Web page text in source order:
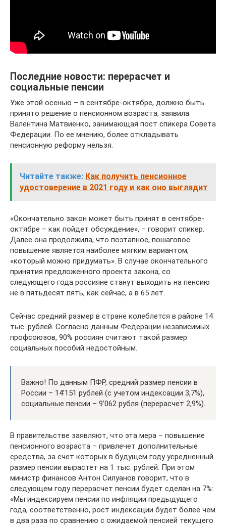
Последние новости: перерасчет и
социальные пенсии
Уже этой осенью – в сентябре-октябре, должно быть
принято решение о пенсионном возраста, заявила
Валентина Матвиенко, занимающая пост спикера Совета
Федерации. По ее мнению, более откладывать
пенсионную реформу нельзя.
Читайте также: Как получить пенсионное
удостоверение в 2021 году и как оно выглядит
«Окончательно закон может быть принят в сентябре-
октябре – как пойдет обсуждение», – говорит спикер.
Далее она продолжила, что поэтапное, пошаговое
повышение является наиболее мягким вариантом,
«который можно придумать». В случае окончательного
принятия предложенного проекта закона, со
следующего года россияне станут выходить на пенсию
не в пятьдесят пять, как сейчас, а в 65 лет.
Сейчас средний размер в стране колеблется в районе 14
тыс. рублей. Согласно данным Федерации независимых
профсоюзов, 90% россиян считают такой размер
социальных пособий недостойным.
Важно! По данным ПФР, средний размер пенсии в
России – 14’151 рублей (с учетом индексации 3,7%),
социальные пенсии – 9’062 рубля (перерасчет 2,9%).
В правительстве заявляют, что эта мера – повышение
пенсионного возраста – привлечет дополнительные
средства, за счет которых в будущем году усредненный
размер пенсии вырастет на 1 тыс. рублей. При этом
министр финансов Антон Силуанов говорит, что в
следующем году перерасчет пенсии будет сделан на 7%:
«Мы индексируем пенсии по инфляции предыдущего
года, соответственно, рост индексации будет более чем
в два раза по сравнению с ожидаемой пенсией текущего